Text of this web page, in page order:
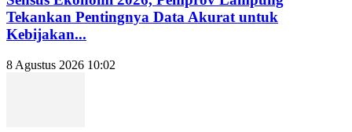
Tekankan Pentingnya Data Akurat untuk
Kebijakan...
8 Agustus 2026 10:02